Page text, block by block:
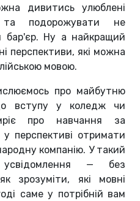
дивитись улюблені
та подорожувати не
бар'єр. Ну а найкращий
перспективи, які можна
мовою.
про майбутню
вступу у коледж чи
про навчання за
перспективі отримати
компанію. У такий
усвідомлення — без
зрозуміти, які мовні
саме у потрібній вам